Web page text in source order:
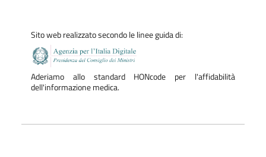
Sito web realizzato secondo le linee guida di:
Aderiamo allo standard HONcode per l'affidabilità
dell'informazione medica.